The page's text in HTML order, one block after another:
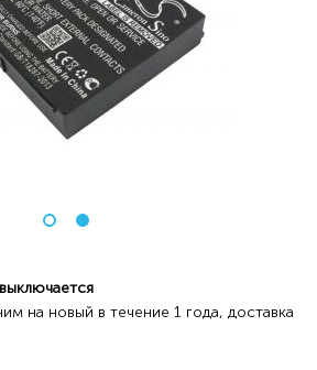
на новый в течение 1 года, доставка